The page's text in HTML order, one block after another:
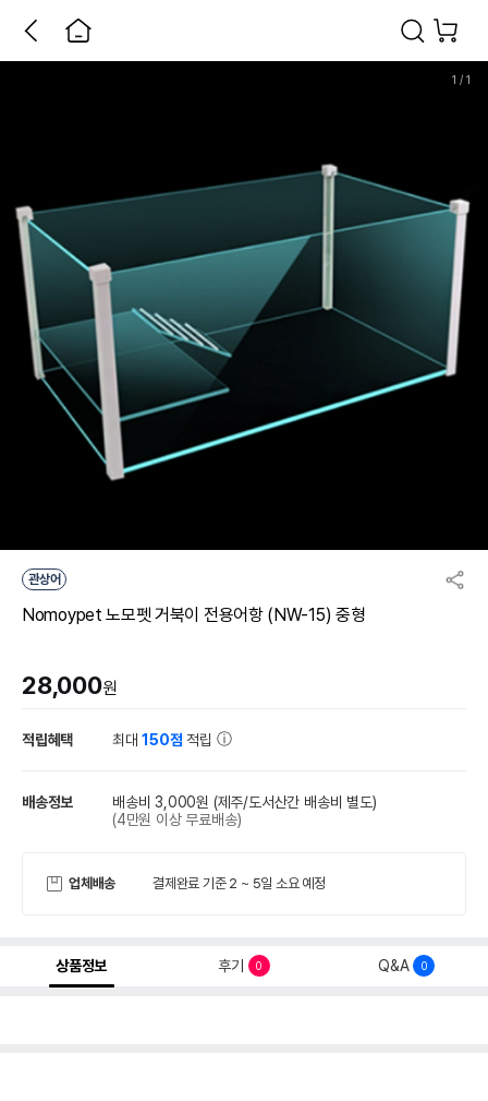
1 / 1
관상어
Nomoypet 노모펫 거북이 전용어항 (NW-15) 중형
28,000원
적립혜택 최대150점 적립
배송정보 배송비 3,000원 (제주/도서산간 배송비 별도)
(4만원 이상 무료배송)
업체배송 결제완료 기준 2 ~ 5일 소요 예정
상품정보 후기 0 Q&A 0